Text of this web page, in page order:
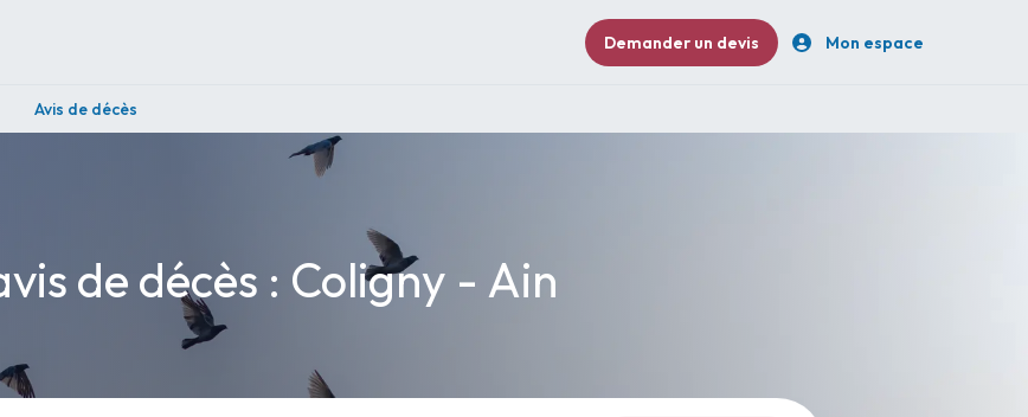
Demander un devis Mon espace
Avis de décès
de décès : Coligny - Ain